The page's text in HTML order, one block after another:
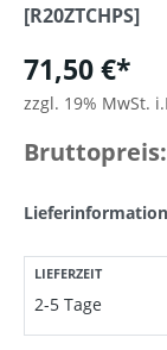
[R20ZTCHPS]
71,50 €*
zzgl. 19% MwSt.
Bruttopreis:
LIEFERZEIT
2-5 Tage